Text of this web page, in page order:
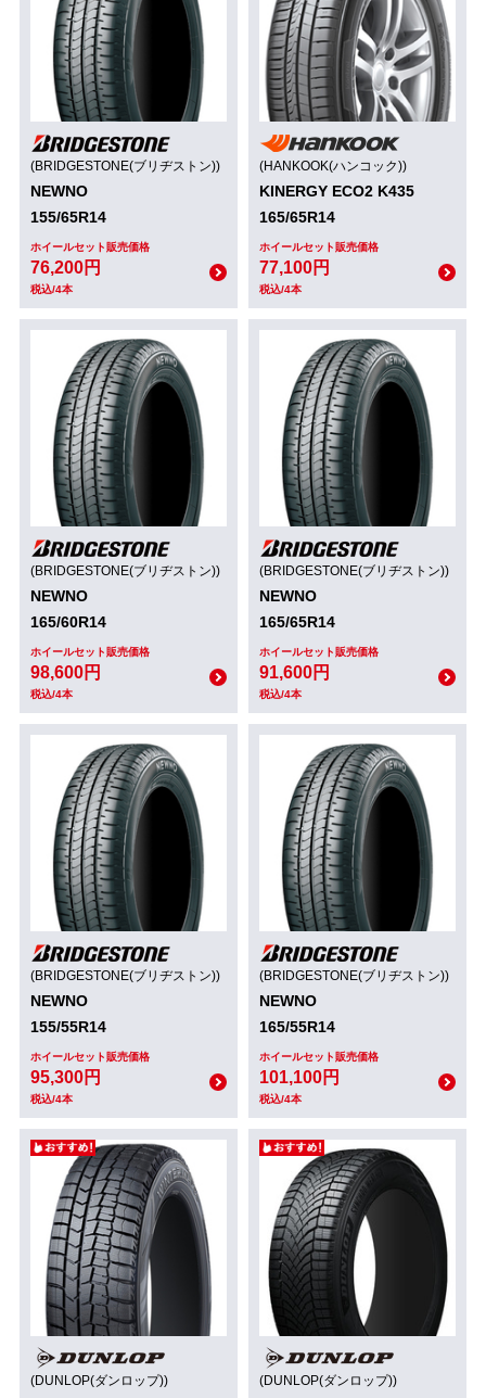
(BRIDGESTONE(ブリヂストン))
NEWNO
155/65R14
ホイールセット販売価格
76,200円
税込/4本
(HANKOOK(ハンコック))
KINERGY ECO2 K435
165/65R14
ホイールセット販売価格
77,100円
税込/4本
(BRIDGESTONE(ブリヂストン))
NEWNO
165/60R14
ホイールセット販売価格
98,600円
税込/4本
(BRIDGESTONE(ブリヂストン))
NEWNO
165/65R14
ホイールセット販売価格
91,600円
税込/4本
(BRIDGESTONE(ブリヂストン))
NEWNO
155/55R14
ホイールセット販売価格
95,300円
税込/4本
(BRIDGESTONE(ブリヂストン))
NEWNO
165/55R14
ホイールセット販売価格
101,100円
税込/4本
(DUNLOP(ダンロップ)) (DUNLOP(ダンロップ))